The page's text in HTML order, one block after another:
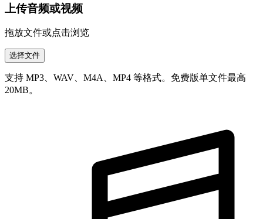
上传音频或视频
拖放文件或点击浏览
选择文件
支持 MP3、WAV、M4A、MP4 等格式。免费版单文件最高
20MB。